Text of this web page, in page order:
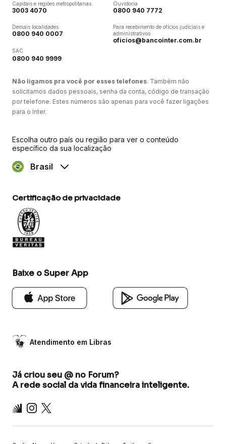
Capitais e regiões metropolitanas
3003 4070
Demais localidades
0800 940 0007
SAC
0800 940 9999
Ouvidoria
0800 940 7772
Para recebimento de ofícios judiciais e
administrativos
oficios@bancointer.com.br
Não ligamos pra você por esses telefones. Também não
solicitamos dados pessoais, senha da conta, código de transação
por telefone. Estes números são apenas para você fazer ligações
para o Inter.
Escolha outro país ou região para ver o conteúdo
específico da sua localização
Brasil
Certificação de privacidade
Baixe o Super App
Atendimento em Libras
Já criou seu @ no Forum?
A rede social da vida financeira inteligente.
Inter Instagram
X